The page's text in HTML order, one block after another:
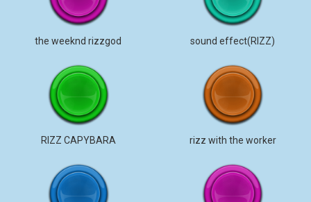
the weeknd rizzgod sound effect(RIZZ)
RIZZ CAPYBARA rizz with the worker